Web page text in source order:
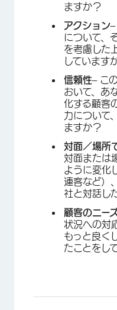
ますか？
アクション
について、
を考慮した
しています
信頼性– こ
おいて、あ
化する顧客
力について
ますか？
対面／場所
対面または
ように変化
連客など）
社と対話し
顧客のニー
状況への対
もっと良く
たことをし